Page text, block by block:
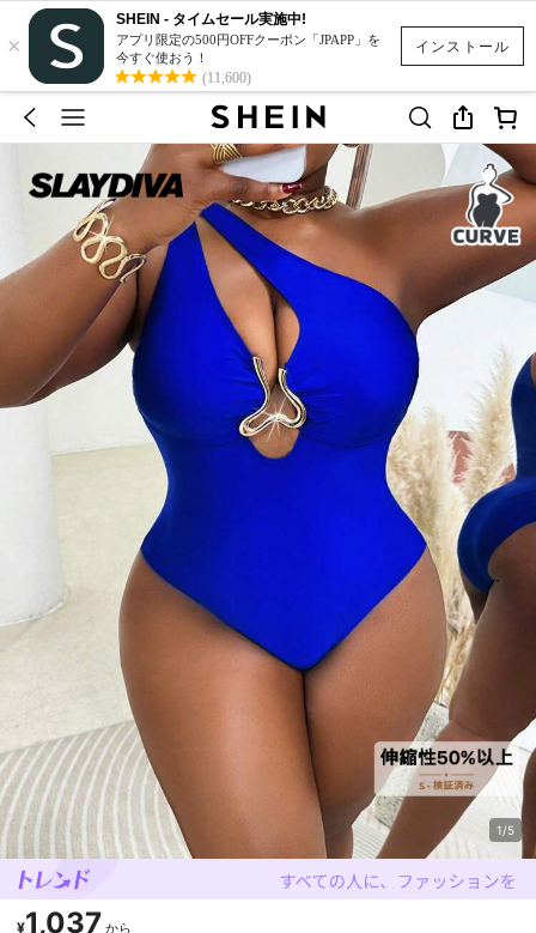
インストール
×
SHEIN - タイムセール実施中!
アプリ限定の500円OFFクーポン「JPAPP」を
今すぐ使おう！
(11,600)
1/5
¥1,037 から